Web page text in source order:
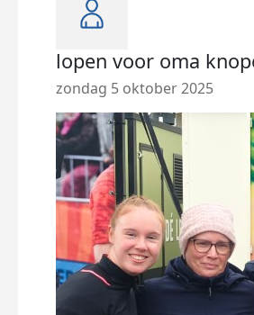
lopen voor oma
zondag 5 oktober 2025